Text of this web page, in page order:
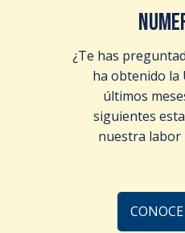
¿Te has
ha obtenido la
últimos
siguientes
nuestra labor